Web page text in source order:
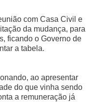
com Casa Civil e
da mudança, para
ficando o Governo de
a tabela.
ao apresentar
do que vinha sendo
a remuneração já